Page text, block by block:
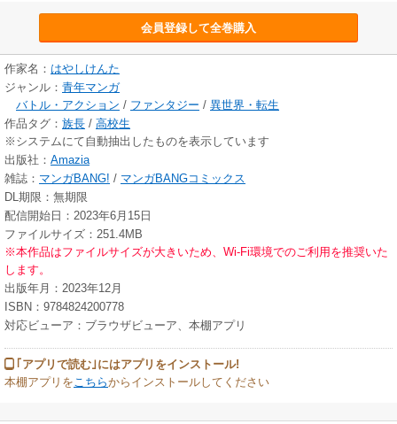
会員登録して全巻購入
作家名： はやしけんた
ジャンル： 青年マンガ
バトル・アクション / ファンタジー / 異世界・転生
作品タグ： 族長 / 高校生
※システムにて自動抽出したものを表示しています
出版社： Amazia
雑誌： マンガBANG! / マンガBANGコミックス
DL期限：無期限
配信開始日：2023年6月15日
ファイルサイズ：251.4MB
※本作品はファイルサイズが大きいため、Wi-Fi環境でのご利用を推奨いた
します。
出版年月：2023年12月
ISBN：9784824200778
対応ビューア：ブラウザビューア、本棚アプリ
｢アプリで読む｣にはアプリをインストール!
本棚アプリを こちらからインストールしてください